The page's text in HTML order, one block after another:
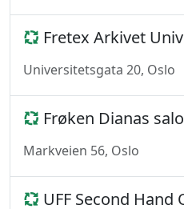
Fretex Arkivet
Universitetsgata 20, Oslo
Frøken Dianas
Markveien 56, Oslo
UFF Second Hand